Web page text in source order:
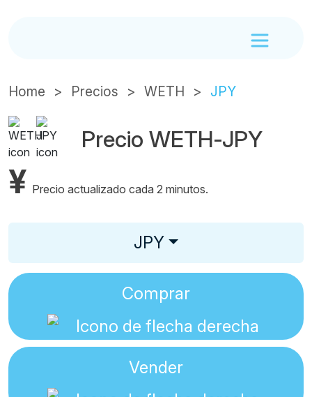
Home Precios WETH JPY
Precio WETH-JPY
¥ Precio actualizado cada 2 minutos.
JPY
Comprar
Vender